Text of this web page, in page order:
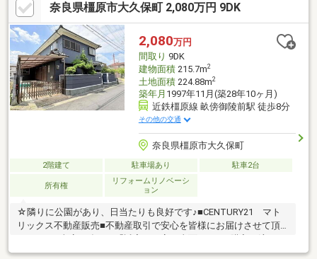
奈良県橿原市大久保町 2,080万円 9DK
2,080万円
間取り 9DK
建物面積215.7m2
土地面積224.88m2
築年月 1997年11月(築28年10ヶ月)
近鉄橿原線 畝傍御陵前駅 徒歩8分
その他の交通
奈良県橿原市大久保町
2階建て 駐車場あり 駐車2台
所有権
リフォームリノベーシ
ョン
☆隣りに公園があり、日当たりも良好です♪■CENTURY21 マト
リックス不動産販売■不動産取引で安心を皆様にお届けさせて頂
らリフォーム工事まで全てお任せ下さい。■物件探しの注意点